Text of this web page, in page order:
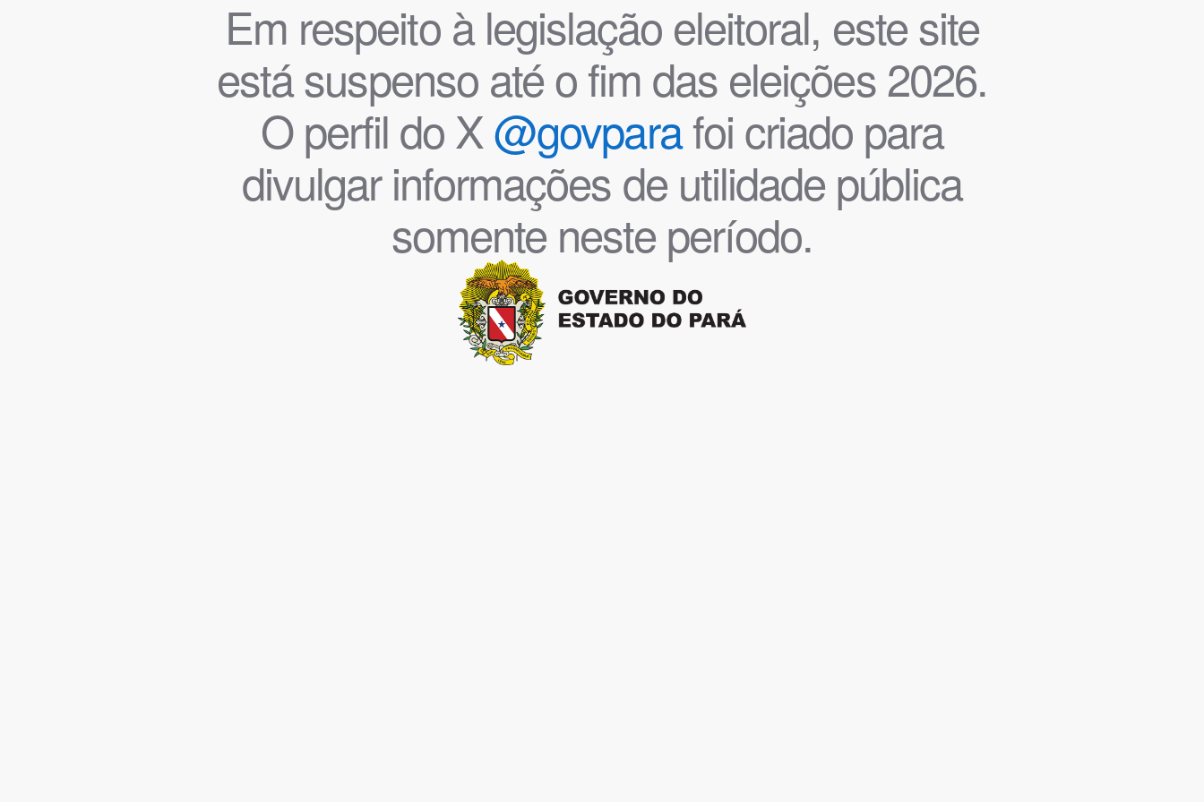
Em respeito à legislação eleitoral, este site
está suspenso até o fim das eleições 2026.
O perfil do X@govparafoi criado para
divulgar informações de utilidade pública
somente neste período.